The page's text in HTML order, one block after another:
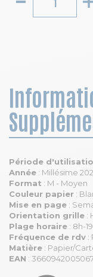
Période
Année : Millésime
Format : M - Moyen
Couleur papier :
Mise en page :
Orientation grille :
Plage horaire : 8h-
Fréquence de rdv :
Matière : Papier/
EAN :